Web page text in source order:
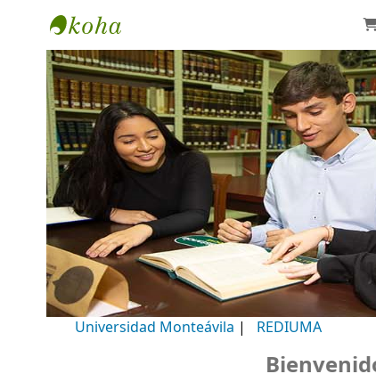
Biblioteca Universidad Monteávila
Universidad Monteávila | REDIUMA